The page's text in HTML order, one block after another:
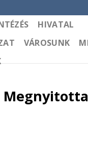
HIVATAL
VÁROSUNK